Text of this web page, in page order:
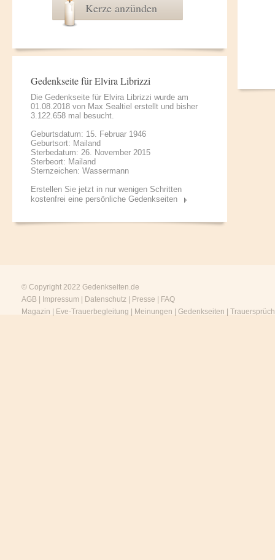
Kerze anzünden
Gedenkseite für Elvira Librizzi
Die Gedenkseite für Elvira Librizzi wurde am
01.08.2018 von Max Sealtiel erstellt und bisher
3.122.658 mal besucht.
Geburtsdatum: 15. Februar 1946
Geburtsort: Mailand
Sterbedatum: 26. November 2015
Sterbeort: Mailand
Sternzeichen: Wassermann
Erstellen Sie jetzt in nur wenigen Schritten
kostenfrei eine persönliche Gedenkseiten
© Copyright 2022 Gedenkseiten.de
AGB
Impressum Datenschutz Presse
FAQ
Magazin
Eve-Trauerbegleitung Meinungen Gedenkseiten